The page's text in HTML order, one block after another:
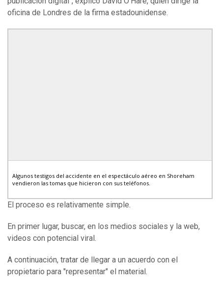
oficina de Londres de la firma estadounidense.
Algunos testigos del accidente en el espectáculo aéreo en Shoreham
vendieron las tomas que hicieron con sus teléfonos.
El proceso es relativamente simple.
En primer lugar, buscar, en los medios sociales y la web,
videos con potencial viral.
A continuación, tratar de llegar a un acuerdo con el
propietario para "representar" el material.